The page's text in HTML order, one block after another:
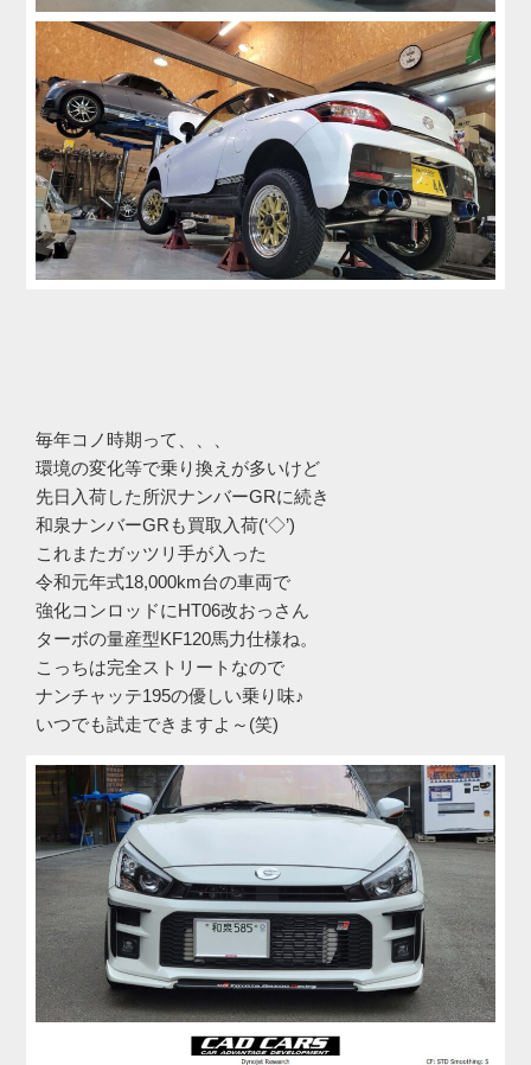
毎年コノ時期って、、、
環境の変化等で乗り換えが多いけど
先日入荷した所沢ナンバーGRに続き
和泉ナンバーGRも買取入荷(‘◇’)ゞ
これまたガッツリ手が入った
令和元年式18,000km台の車両で
強化コンロッドにHT06改おっさん
ターボの量産型KF120馬力仕様ね。
こっちは完全ストリートなので
ナンチャッテ195の優しい乗り味♪
いつでも試走できますよ～(笑)